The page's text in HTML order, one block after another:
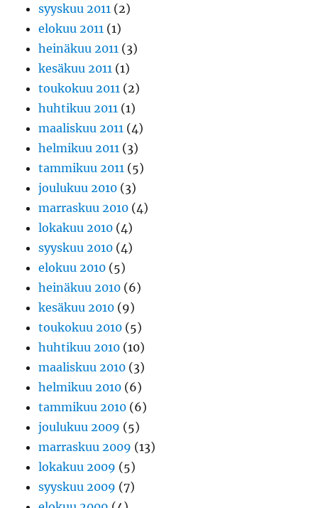
syyskuu 2011 (2)
elokuu 2011 (1)
heinäkuu 2011 (3)
kesäkuu 2011 (1)
toukokuu 2011 (2)
huhtikuu 2011 (1)
maaliskuu 2011 (4)
helmikuu 2011 (3)
tammikuu 2011 (5)
joulukuu 2010 (3)
marraskuu 2010 (4)
lokakuu 2010 (4)
syyskuu 2010 (4)
elokuu 2010 (5)
heinäkuu 2010 (6)
kesäkuu 2010 (9)
toukokuu 2010 (5)
huhtikuu 2010 (10)
maaliskuu 2010 (3)
helmikuu 2010 (6)
tammikuu 2010 (6)
joulukuu 2009 (5)
marraskuu 2009 (13)
lokakuu 2009 (5)
syyskuu 2009 (7)